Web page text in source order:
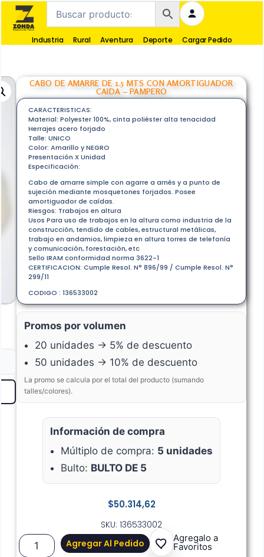
Industria Rural Aventura Deporte Cargar Pedido
CABO DE AMARRE DE 1.5 MTS CON AMORTIGUADOR
CAIDA – PAMPERO
$50.314,62
CARACTERISTICAS:
Material: Polyester 100%, cinta poliéster alta tenacidad
Herrajes acero forjado
Talle: UNICO
Color: Amarillo y NEGRO
Presentación X Unidad
Especificación:
Cabo de amarre simple con agarre a arnés y a punto de
sujeción mediante mosquetones forjados. Posee
amortiguador de caídas.
Riesgos: Trabajos en altura
Usos Para uso de trabajos en la altura como industria de la
construcción, tendido de cables, estructural metálicas,
trabajo en andamios, limpieza en altura torres de telefonía
y comunicación, forestación, etc
Sello IRAM conformidad norma 3622-1
CERTIFICACION: Cumple Resol. N° 896/99 / Cumple Resol. N°
299/11
CODIGO : 136533002
SKU: 136533002
Agregar Al Pedido
Agregalo a
Favoritos
Promos por volumen
20 unidades → 5% de descuento
50 unidades → 10% de descuento
La promo se calcula por el total del producto (sumando
talles/colores).
Información de compra
Múltiplo de compra: 5 unidades
Bulto: BULTO DE 5